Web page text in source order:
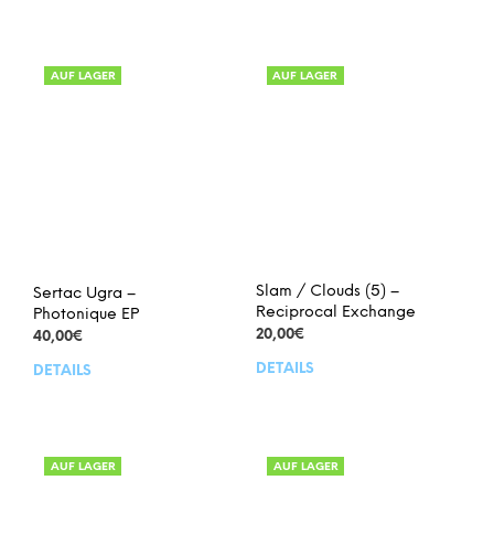
AUF LAGER
Sertac Ugra –
Photonique EP
40,00€
DETAILS
AUF LAGER
Slam / Clouds (5) –
Reciprocal Exchange
20,00€
DETAILS
AUF LAGER AUF LAGER